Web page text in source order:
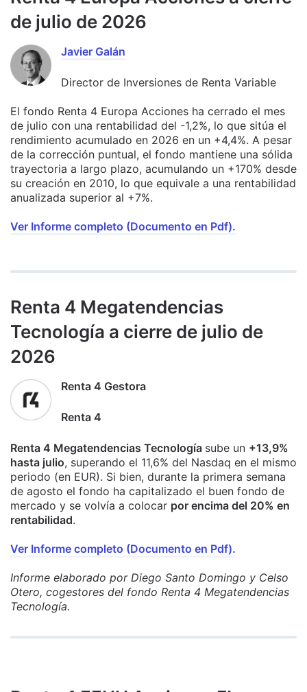
de julio de 2026
Javier Galán
Director de Inversiones de Renta Variable
El fondo Renta 4 Europa Acciones ha cerrado el mes
de julio con una rentabilidad del -1,2%, lo que sitúa el
rendimiento acumulado en 2026 en un +4,4%. A pesar
de la corrección puntual, el fondo mantiene una sólida
trayectoria a largo plazo, acumulando un +170% desde
su creación en 2010, lo que equivale a una rentabilidad
anualizada superior al +7%.
Ver Informe completo (Documento en Pdf).
Renta 4 Megatendencias
Tecnología a cierre de julio de
2026
Renta 4 Gestora
Renta 4
Renta 4 Megatendencias Tecnología sube un +13,9%
hasta julio, superando el 11,6% del Nasdaq en el mismo
periodo (en EUR). Si bien, durante la primera semana
de agosto el fondo ha capitalizado el buen fondo de
mercado y se volvía a colocar por encima del 20% en
rentabilidad.
Ver Informe completo (Documento en Pdf).
Informe elaborado por Diego Santo Domingo y Celso
Otero, cogestores del fondo Renta 4 Megatendencias
Tecnología.